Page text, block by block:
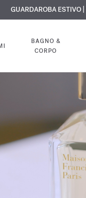
ESCLUSIVO | Scopri la
GRATUITA | Su
GUARDAROBA
BAGNO &
CORPO